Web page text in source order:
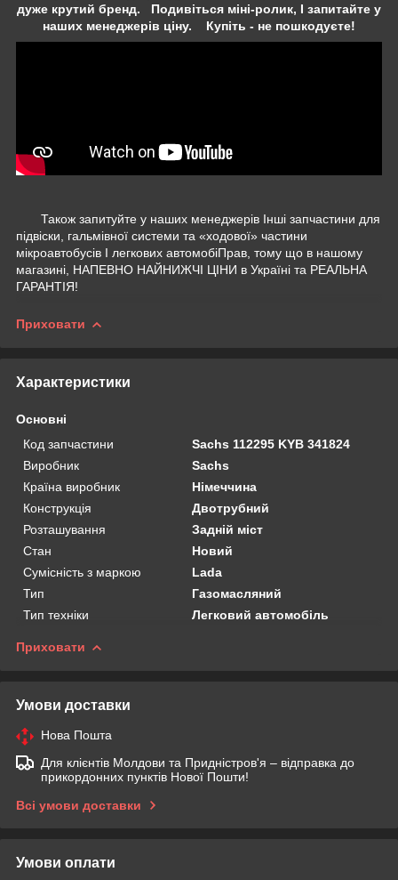
дуже крутий бренд. Подивіться міні-ролик, І запитайте у
наших менеджерів ціну. Купіть - не пошкодуєте!
Також запитуйте у наших менеджерів Інші запчастини для
підвіски, гальмівної системи та «ходової» частини
мікроавтобусів І легкових автомобіПрав, тому що в нашому
магазині, НАПЕВНО НАЙНИЖЧІ ЦІНИ в Україні та РЕАЛЬНА
ГАРАНТІЯ!
Приховати
Характеристики
Основні
Код запчастини
Sachs 112295 KYB 341824
Виробник
Sachs
Країна виробник
Німеччина
Конструкція
Двотрубний
Розташування
Задній міст
Стан
Новий
Сумісність з маркою
Lada
Тип
Газомасляний
Тип техніки
Легковий автомобіль
Приховати
Умови доставки
Нова Пошта
Для клієнтів Молдови та Придністров'я – відправка до
прикордонних пунктів Нової Пошти!
Всі умови доставки
Умови оплати